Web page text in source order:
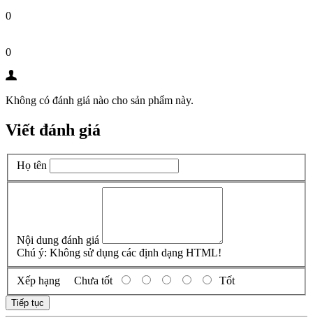
0
0
Không có đánh giá nào cho sản phẩm này.
Viết đánh giá
Họ tên
Nội dung đánh giá
Chú ý: Không sử dụng các định dạng HTML!
Xếp hạng Chưa tốt Tốt
Tiếp tục